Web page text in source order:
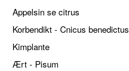
Appelsin se citrus
Korbendikt - Cnicus benedictus
Kimplante
Ært - Pisum